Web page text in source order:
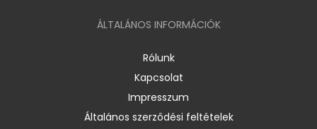
ÁLTALÁNOS INFORMÁCIÓK
Rólunk
Kapcsolat
Impresszum
Általános szerződési feltételek